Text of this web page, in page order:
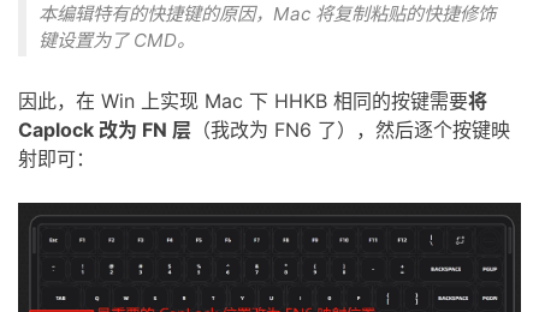
本编辑特有的快捷键的原因，Mac 将复制粘贴的快捷修饰
键设置为了 CMD。
因此，在 Win 上实现 Mac 下 HHKB 相同的按键需要将
Caplock 改为 FN 层 （我改为 FN6 了），然后逐个按键映
射即可：